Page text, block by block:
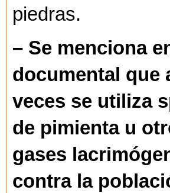
piedras.
– Se menciona
documental que
veces se utiliza
de pimienta u
gases
contra la